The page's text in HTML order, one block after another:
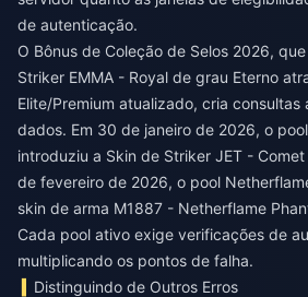
de autenticação.
O Bônus de Coleção de Selos 2026,
Striker EMMA - Royal de grau Eterno
Elite/Premium atualizado, cria
dados. Em 30 de janeiro de 2026, o
introduziu a Skin de Striker JET -
de fevereiro de 2026, o pool
skin de arma M1887 - Netherflame
Cada pool ativo exige verificações de
multiplicando os pontos de falha.
Distinguindo de Outros Erros